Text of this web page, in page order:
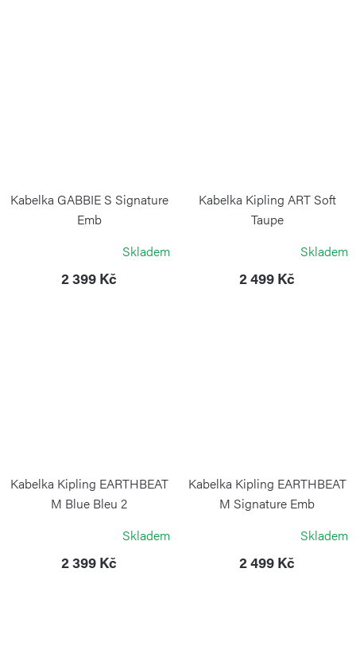
Kabelka GABBIE S Signature
Emb
Skladem
2 399 Kč
Kabelka Kipling ART Soft
Taupe
Skladem
2 499 Kč
Kabelka Kipling EARTHBEAT
M Blue Bleu 2
Skladem
2 399 Kč
Kabelka Kipling EARTHBEAT
M Signature Emb
Skladem
2 499 Kč